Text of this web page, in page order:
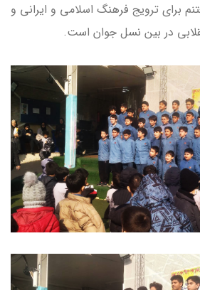
برای ترویج فرهنگ اسلامی و ایرانی و
در بین نسل جوان است.